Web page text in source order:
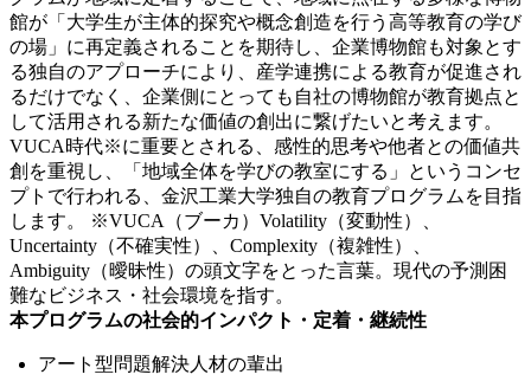
館が「大学生が主体的探究や概念創造を行う高等教育の学び
の場」に再定義されることを期待し、企業博物館も対象とす
る独自のアプローチにより、産学連携による教育が促進され
るだけでなく、企業側にとっても自社の博物館が教育拠点と
して活用される新たな価値の創出に繋げたいと考えます。
VUCA時代※に重要とされる、感性的思考や他者との価値共
創を重視し、「地域全体を学びの教室にする」というコンセ
プトで行われる、金沢工業大学独自の教育プログラムを目指
します。 ※VUCA（ブーカ）Volatility（変動性）、
Uncertainty（不確実性）、Complexity（複雑性）、
Ambiguity（曖昧性）の頭文字をとった言葉。現代の予測困
難なビジネス・社会環境を指す。
本プログラムの社会的インパクト・定着・継続性
アート型問題解決人材の輩出